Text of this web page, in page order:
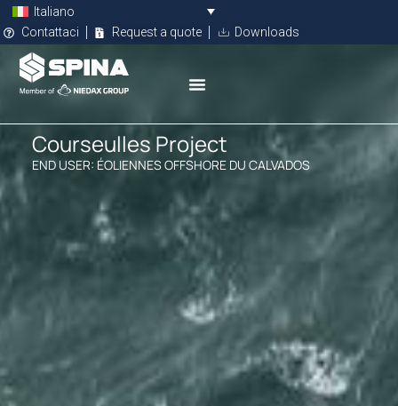
Italiano
Contattaci
Request a quote Downloads
Courseulles Project
END USER: ÉOLIENNES OFFSHORE DU CALVADOS